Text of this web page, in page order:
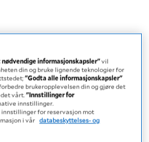
Drink Jordbær
informasjonskapsler"vil
din og bruke lignende teknologier for
"Godta alle informasjonskapsler"
brukeropplevelsen din og gjøre det
vårt."Innstillinger for
innstillinger.
for reservasjon mot
i vår databeskyttelses- og